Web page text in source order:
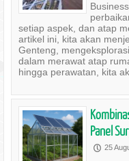
setiap aspek, dan atap
artikel ini, kita akan
Genteng,
dalam merawat atap
hingga perawatan, kita
Panel
P 25